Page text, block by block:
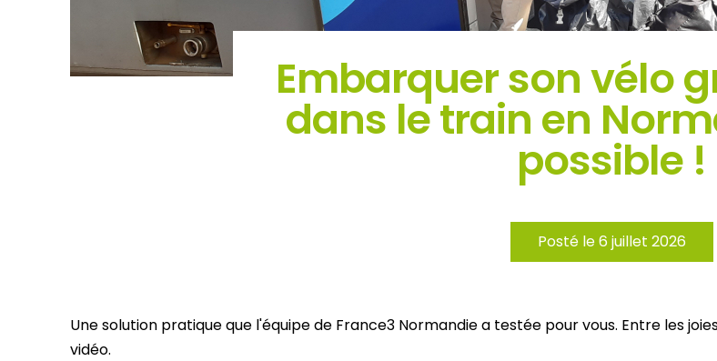
Embarquer son vélo
dans le train en
possible !
Posté le 6 juillet 2026
Une solution pratique que l'équipe de France3 Normandie a testée pour vous. Entre les
vidéo.